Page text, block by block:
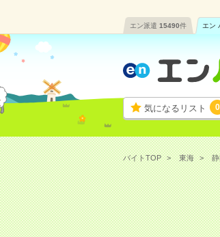
エン派遣 15490件 エン
気になるリスト 0
バイトTOP 東海